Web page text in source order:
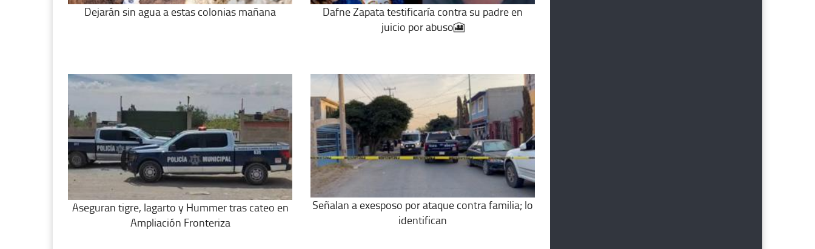
Dejarán sin agua a estas colonias mañana
Dafne Zapata testificaría contra su padre en
juicio por abuso🎦
Aseguran tigre, lagarto y Hummer tras cateo en
Ampliación Fronteriza
Señalan a exesposo por ataque contra familia; lo
identifican